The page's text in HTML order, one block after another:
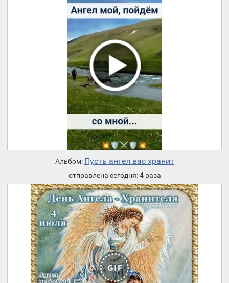
Альбом: Пусть ангел вас хранит
отправлена сегодня: 4 раза